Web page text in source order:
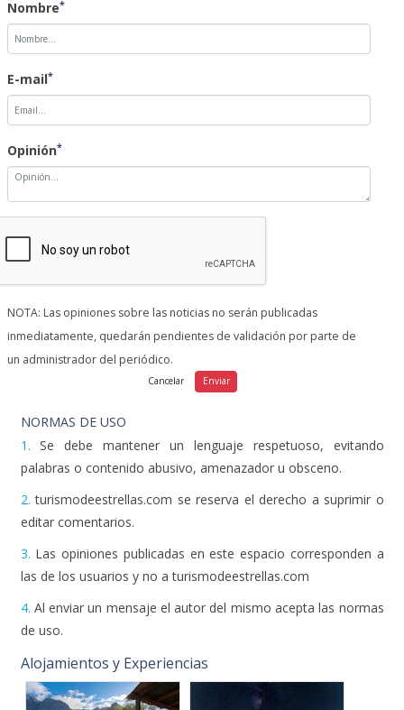
Nombre*
E-mail*
Opinión*
NOTA: Las opiniones sobre las noticias no serán publicadas
inmediatamente, quedarán pendientes de validación por parte de
un administrador del periódico.
NORMAS DE USO
1. Se debe mantener un lenguaje respetuoso, evitando
palabras o contenido abusivo, amenazador u obsceno.
2. turismodeestrellas.com se reserva el derecho a suprimir o
editar comentarios.
3. Las opiniones publicadas en este espacio corresponden a
las de los usuarios y no a turismodeestrellas.com
4. Al enviar un mensaje el autor del mismo acepta las normas
de uso.
Alojamientos y Experiencias